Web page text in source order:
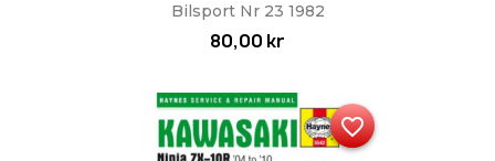
Bilsport Nr 23 1982
80,00 kr
favorite_border